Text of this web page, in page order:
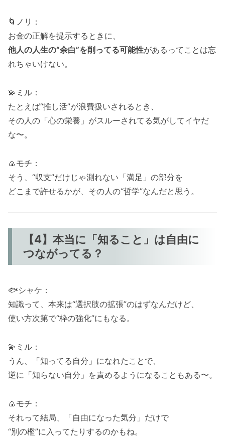
🌀ノリ：
お金の正解を提示するときに、
他人の人生の“余白”を削ってる可能性があるってことは忘
れちゃいけない。
💫ミル：
たとえば“推し活”が浪費扱いされるとき、
その人の「心の栄養」がスルーされてる気がしてイヤだ
な〜。
🍙モチ：
そう、“収支”だけじゃ測れない「満足」の部分を
どこまで許せるかが、その人の“哲学”なんだと思う。
【4】本当に「知ること」は自由に
つながってる？
🐟シャケ：
知識って、本来は“選択肢の拡張”のはずなんだけど、
使い方次第で“枠の強化”にもなる。
💫ミル：
うん、「知ってる自分」になれたことで、
逆に「知らない自分」を責めるようになることもある〜。
🍙モチ：
それって結局、「自由になった気分」だけで
“別の檻”に入ってたりするのかもね。